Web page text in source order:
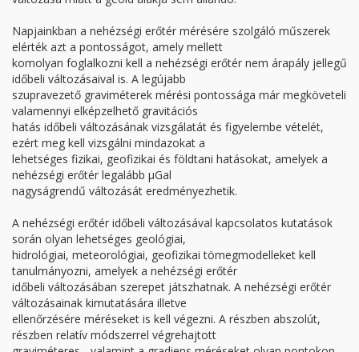
Napjainkban a nehézségi erőtér mérésére szolgáló műszerek
elérték azt a pontosságot, amely mellett
komolyan foglalkozni kell a nehézségi erőtér nem árapály jellegű
időbeli változásaival is. A legújabb
szupravezető graviméterek mérési pontossága már megköveteli
valamennyi elképzelhető gravitációs
hatás időbeli változásának vizsgálatát és figyelembe vételét,
ezért meg kell vizsgálni mindazokat a
lehetséges fizikai, geofizikai és földtani hatásokat, amelyek a
nehézségi erőtér legalább μGal
nagyságrendű változását eredményezhetik.
A nehézségi erőtér időbeli változásával kapcsolatos kutatások
során olyan lehetséges geológiai,
hidrológiai, meteorológiai, geofizikai tömegmodelleket kell
tanulmányozni, amelyek a nehézségi erőtér
időbeli változásában szerepet játszhatnak. A nehézségi erőtér
változásainak kimutatására illetve
ellenőrzésére méréseket is kell végezni. A részben abszolút,
részben relatív módszerrel végrehajtott